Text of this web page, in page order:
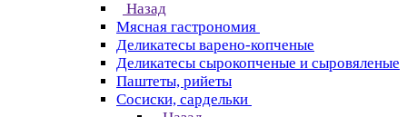
Назад
Мясная гастрономия
Деликатесы варено-копченые
Деликатесы сырокопченые и сыровяленые
Паштеты, рийеты
Сосиски, сардельки